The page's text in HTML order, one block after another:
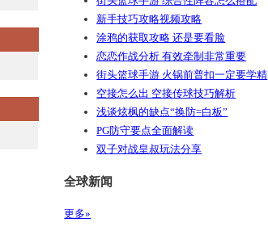
新手技巧攻略视频攻略
涂鸦的获取攻略 还是要看脸
恋恋作战分析 有效牵制非常重要
街头篮球手游 火锅前普扣一定要学精
空接怎么出 空接传球技巧解析
浅谈炫枫的缺点“换防=白板”
PG防守要点全面解读
双子对战皇叔玩法分享
全球新闻
更多»